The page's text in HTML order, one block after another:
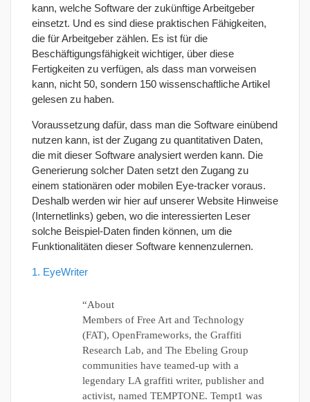
kann, welche Software der zukünftige Arbeitgeber
einsetzt. Und es sind diese praktischen Fähigkeiten,
die für Arbeitgeber zählen. Es ist für die
Beschäftigungsfähigkeit wichtiger, über diese
Fertigkeiten zu verfügen, als dass man vorweisen
kann, nicht 50, sondern 150 wissenschaftliche Artikel
gelesen zu haben.
Voraussetzung dafür, dass man die Software einübend
nutzen kann, ist der Zugang zu quantitativen Daten,
die mit dieser Software analysiert werden kann. Die
Generierung solcher Daten setzt den Zugang zu
einem stationären oder mobilen Eye-tracker voraus.
Deshalb werden wir hier auf unserer Website Hinweise
(Internetlinks) geben, wo die interessierten Leser
solche Beispiel-Daten finden können, um die
Funktionalitäten dieser Software kennenzulernen.
1. EyeWriter
“About
Members of Free Art and Technology
(FAT), OpenFrameworks, the Graffiti
Research Lab, and The Ebeling Group
communities have teamed-up with a
legendary LA graffiti writer, publisher and
activist, named TEMPTONE. Tempt1 was